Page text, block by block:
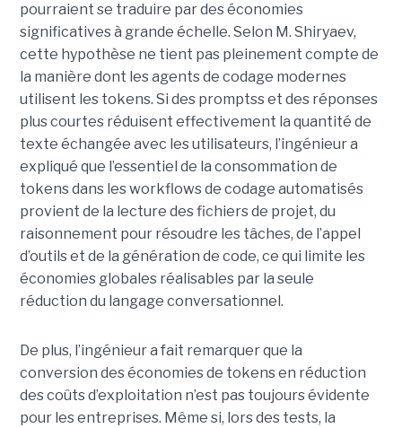
pourraient se traduire par des économies
significatives à grande échelle. Selon M. Shiryaev,
cette hypothèse ne tient pas pleinement compte de
la manière dont les agents de codage modernes
utilisent les tokens. Si des promptss et des réponses
plus courtes réduisent effectivement la quantité de
texte échangée avec les utilisateurs, l’ingénieur a
expliqué que l’essentiel de la consommation de
tokens dans les workflows de codage automatisés
provient de la lecture des fichiers de projet, du
raisonnement pour résoudre les tâches, de l’appel
d’outils et de la génération de code, ce qui limite les
économies globales réalisables par la seule
réduction du langage conversationnel.
De plus, l’ingénieur a fait remarquer que la
conversion des économies de tokens en réduction
des coûts d’exploitation n’est pas toujours évidente
pour les entreprises. Même si, lors des tests, la